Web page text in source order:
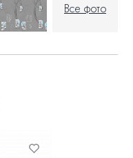
Все фото